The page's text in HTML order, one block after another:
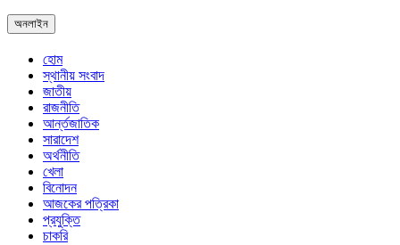
অনলাইন
হোম
স্থানীয় সংবাদ
জাতীয়
রাজনীতি
আর্ন্তজাতিক
সারাদেশ
অর্থনীতি
খেলা
বিনোদন
আজকের পত্রিকা
প্রযুক্তি
চাকরি